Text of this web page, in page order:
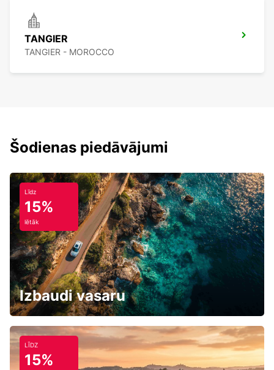
TANGIER
TANGIER - MOROCCO
Šodienas piedāvājumi
Līdz
15%
lētāk
Izbaudi vasaru
LĪDZ
15%